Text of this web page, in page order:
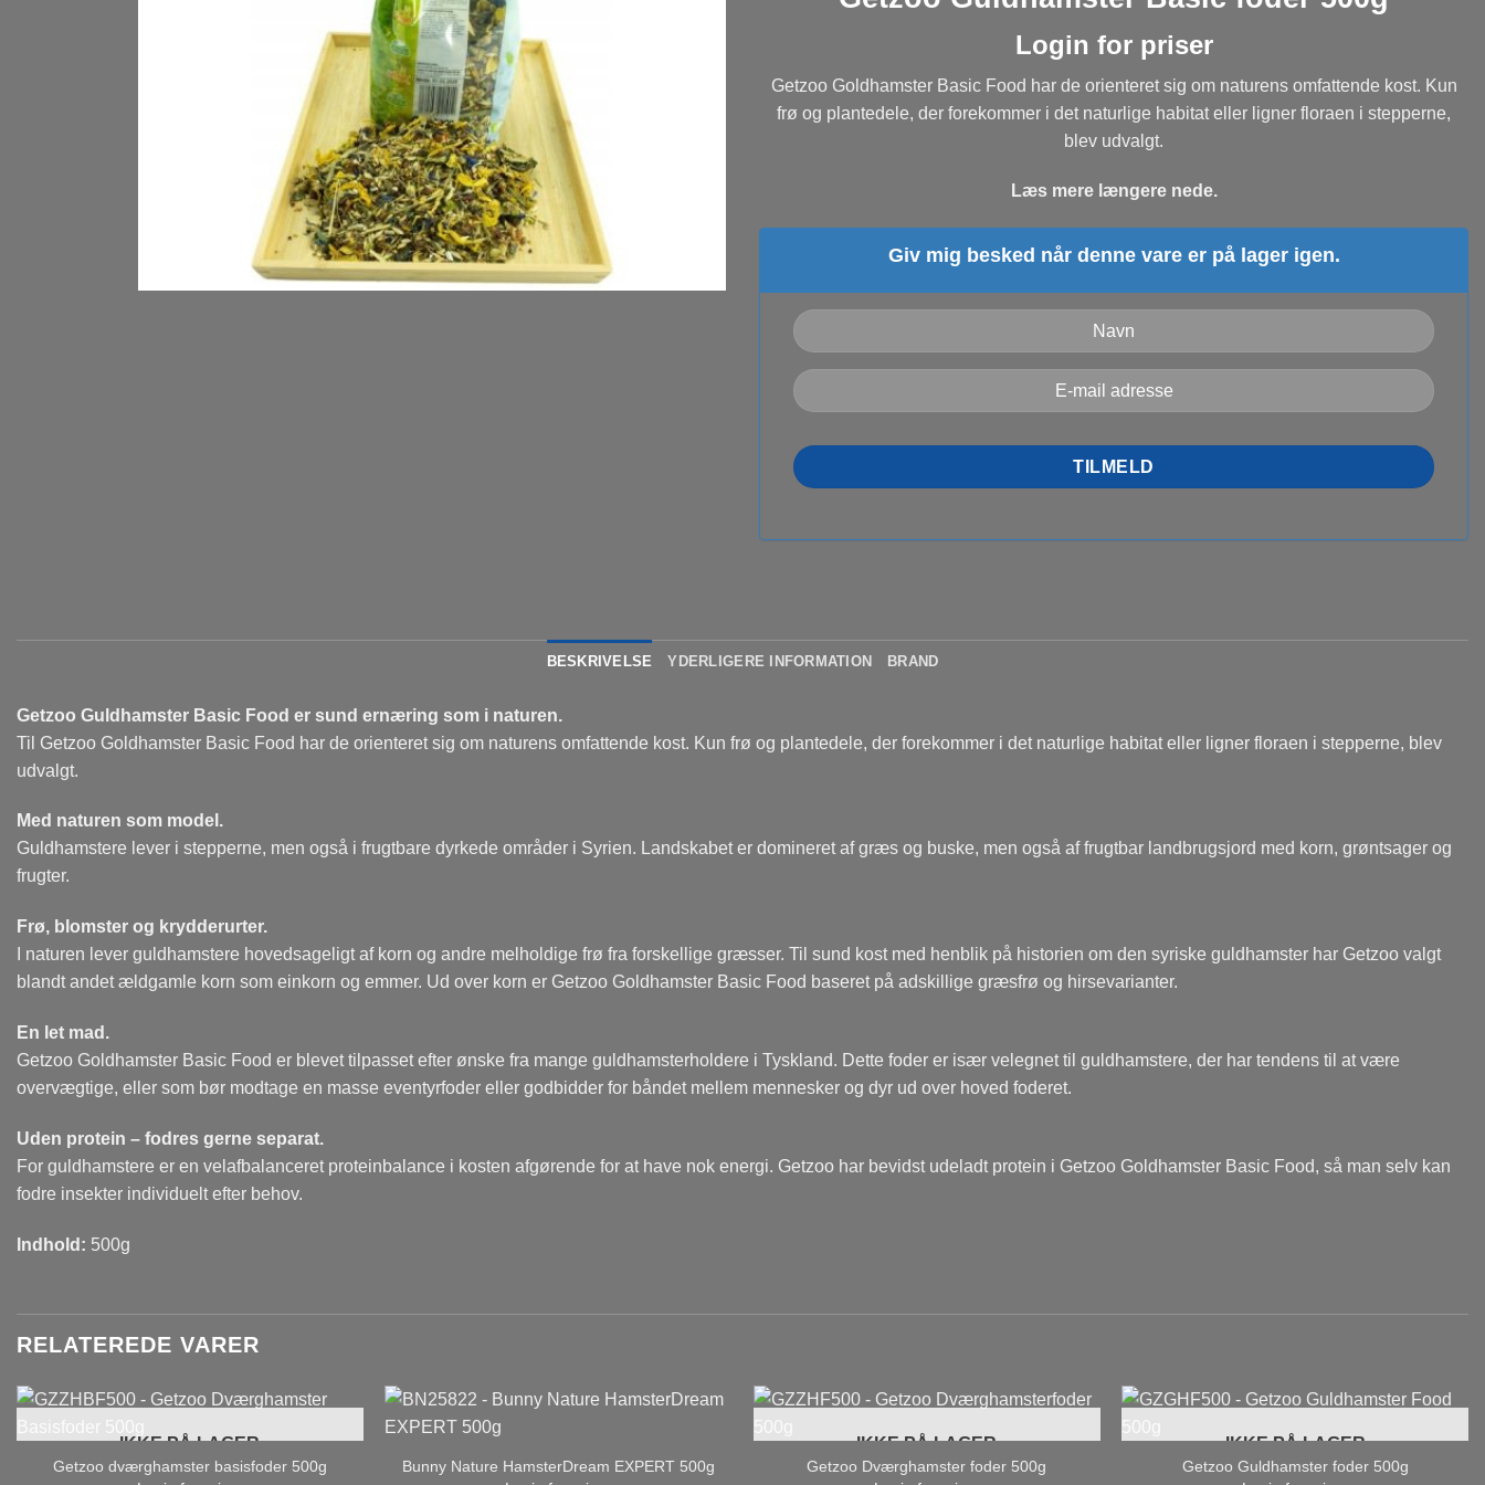
Login for priser
Getzoo Goldhamster Basic Food har de orienteret sig om naturens omfattende kost. Kun
frø og plantedele, der forekommer i det naturlige habitat eller ligner floraen i stepperne,
blev udvalgt.
Læs mere længere nede.
Giv mig besked når denne vare er på lager igen.
BESKRIVELSE YDERLIGERE INFORMATION BRAND
Getzoo Guldhamster Basic Food er sund ernæring som i naturen.
Til Getzoo Goldhamster Basic Food har de orienteret sig om naturens omfattende kost. Kun frø og plantedele, der forekommer i det naturlige habitat eller ligner floraen i stepperne, blev
udvalgt.
Med naturen som model.
Guldhamstere lever i stepperne, men også i frugtbare dyrkede områder i Syrien. Landskabet er domineret af græs og buske, men også af frugtbar landbrugsjord med korn, grøntsager og
frugter.
Frø, blomster og krydderurter.
I naturen lever guldhamstere hovedsageligt af korn og andre melholdige frø fra forskellige græsser. Til sund kost med henblik på historien om den syriske guldhamster har Getzoo valgt
blandt andet ældgamle korn som einkorn og emmer. Ud over korn er Getzoo Goldhamster Basic Food baseret på adskillige græsfrø og hirsevarianter.
En let mad.
Getzoo Goldhamster Basic Food er blevet tilpasset efter ønske fra mange guldhamsterholdere i Tyskland. Dette foder er især velegnet til guldhamstere, der har tendens til at være
overvægtige, eller som bør modtage en masse eventyrfoder eller godbidder for båndet mellem mennesker og dyr ud over hoved foderet.
Uden protein – fodres gerne separat.
For guldhamstere er en velafbalanceret proteinbalance i kosten afgørende for at have nok energi. Getzoo har bevidst udeladt protein i Getzoo Goldhamster Basic Food, så man selv kan
fodre insekter individuelt efter behov.
Indhold: 500g
RELATEREDE VARER
IKKE PÅ LAGER
Getzoo dværghamster basisfoder 500g
Bunny Nature HamsterDream EXPERT 500g
IKKE PÅ LAGER
Getzoo Dværghamster foder 500g
IKKE PÅ LAGER
Getzoo Guldhamster foder 500g